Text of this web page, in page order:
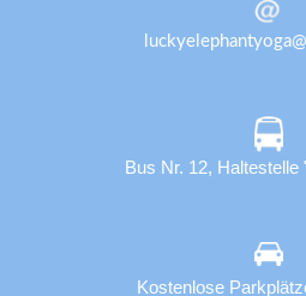
Bus Nr. 12, Haltestelle
Kostenlose